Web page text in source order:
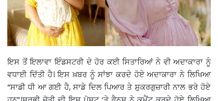
ਇਸ ਤੋਂ ਇਲਾਵਾ ਇੰਡਸਟਰੀ ਦੇ ਹੋਰ ਕਈ ਸਿਤਾਰਿਆਂ ਨੇ ਵੀ ਅਦਾਕਾਰਾ ਨੂੰ
ਵਧਾਈ ਦਿੱਤੀ ਹੈ। ਇਸ ਖ਼ਬਰ ਨੂੰ ਸਾਂਝਾ ਕਰਦੇ ਹੋਏ ਅਦਾਕਾਰਾ ਨੇ ਲਿਖਿਆ
“ਸਾਡੀ ਧੀ ਆ ਗਈ ਹੈ, ਸਾਡੇ ਦਿਲ ਪਿਆਰ ਤੇ ਸ਼ੁਕਰਗੁਜ਼ਾਰੀ ਨਾਲ ਭਰੇ ਹੋਏ